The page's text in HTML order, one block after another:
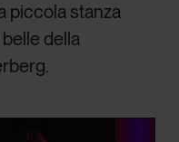
piccola stanza
della